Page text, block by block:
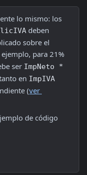
lo mismo: los
deben
sobre el
para 21%
ser ImpNeto *
en ImpIVA
(ver
de código